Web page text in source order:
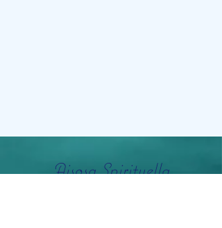
Aisosa Spirituella